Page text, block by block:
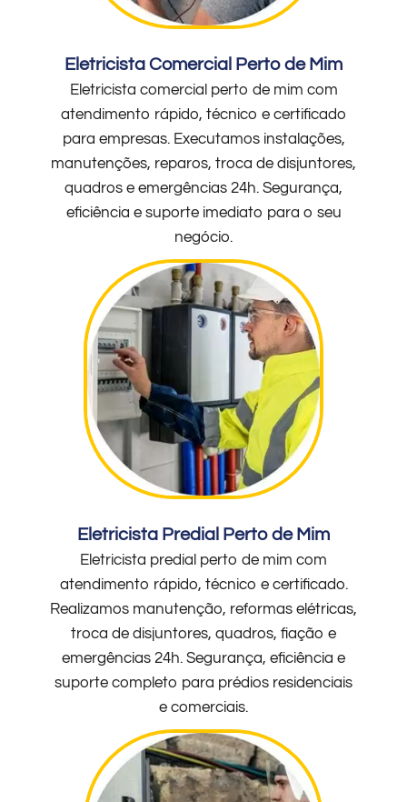
Eletricista Comercial Perto de Mim
Eletricista comercial perto de mim com
atendimento rápido, técnico e certificado
para empresas. Executamos instalações,
manutenções, reparos, troca de disjuntores,
quadros e emergências 24h. Segurança,
eficiência e suporte imediato para o seu
negócio.
Eletricista Predial Perto de Mim
Eletricista predial perto de mim com
atendimento rápido, técnico e certificado.
Realizamos manutenção, reformas elétricas,
troca de disjuntores, quadros, fiação e
emergências 24h. Segurança, eficiência e
suporte completo para prédios residenciais
e comerciais.